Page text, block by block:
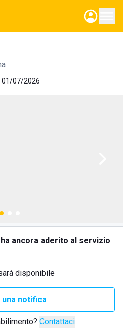
01/07/2026
ancora aderito al servizio
disponibile
una notifica
Contattaci